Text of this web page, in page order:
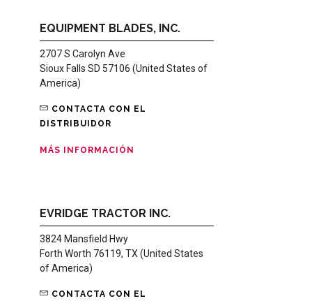
EQUIPMENT BLADES, INC.
2707 S Carolyn Ave
Sioux Falls SD 57106 (United States of
America)
CONTACTA CON EL
DISTRIBUIDOR
MÁS INFORMACIÓN
EVRIDGE TRACTOR INC.
3824 Mansfield Hwy
Forth Worth 76119, TX (United States
of America)
CONTACTA CON EL